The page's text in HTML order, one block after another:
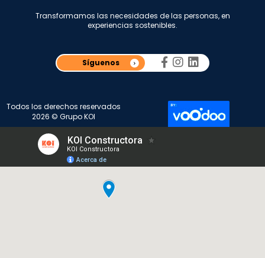
Transformamos las necesidades de las personas, en
experiencias sostenibles.
Síguenos
Todos los derechos reservados
2026 © Grupo KOI